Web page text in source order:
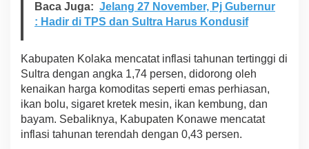
Baca Juga: Jelang 27 November, Pj Gubernur
: Hadir di TPS dan Sultra Harus Kondusif
Kabupaten Kolaka mencatat inflasi tahunan tertinggi di
Sultra dengan angka 1,74 persen, didorong oleh
kenaikan harga komoditas seperti emas perhiasan,
ikan bolu, sigaret kretek mesin, ikan kembung, dan
bayam. Sebaliknya, Kabupaten Konawe mencatat
inflasi tahunan terendah dengan 0,43 persen.